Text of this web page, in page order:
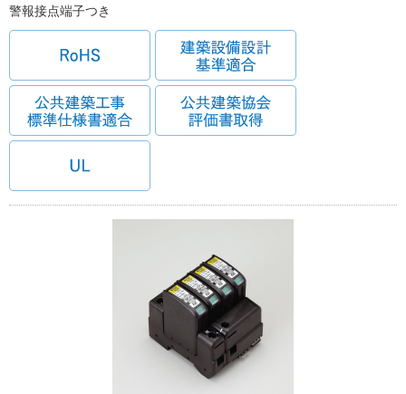
警報接点端子つき